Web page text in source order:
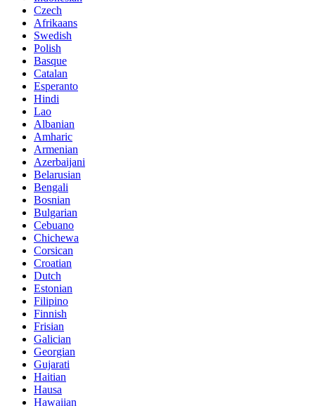
Czech
Afrikaans
Swedish
Polish
Basque
Catalan
Esperanto
Hindi
Lao
Albanian
Amharic
Armenian
Azerbaijani
Belarusian
Bengali
Bosnian
Bulgarian
Cebuano
Chichewa
Corsican
Croatian
Dutch
Estonian
Filipino
Finnish
Frisian
Galician
Georgian
Gujarati
Haitian
Hausa
Hawaiian